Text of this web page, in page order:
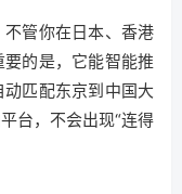
管你在日本、香港
的是，它能智能推
匹配东京到中国大
台，不会出现“连得